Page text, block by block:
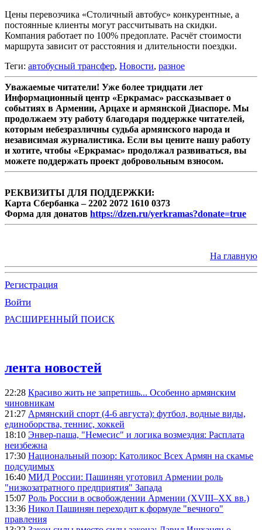
Цены перевозчика «Столичный автобус» конкурентные, а
постоянные клиенты могут рассчитывать на скидки.
Компания работает по 100% предоплате. Расчёт стоимости
маршрута зависит от расстояния и длительности поездки.
Теги: автобусный трансфер, Новости, разное
Уважаемые читатели! Уже более тридцати лет
Информационный центр «Еркрамас» рассказывает о
событиях в Армении, Арцахе и армянской Диаспоре. Мы
продолжаем эту работу благодаря поддержке читателей,
которым небезразличны судьба армянского народа и
независимая журналистика. Если вы цените нашу работу
и хотите, чтобы «Еркрамас» продолжал развиваться, вы
можете поддержать проект добровольным взносом.
РЕКВИЗИТЫ ДЛЯ ПОДДЕРЖКИ:
Карта Сбербанка – 2202 2072 1610 0373
Форма для донатов https://dzen.ru/yerkramas?donate=true
На главную
Регистрация
Войти
РАСШИРЕННЫЙ ПОИСК
лента новостей
22:28 Красиво жить не запретишь... Особенно армянским
чиновникам
21:27 Армянский спорт (4-6 августа): футбол, водные виды,
единоборства, теннис, хоккей
18:10 Энвер-паша, "Немесис" и логика возмездия: Расплата
неизбежна
17:30 Национальный позор: Католикос Всех Армян на скамье
подсудимых
16:40 МИД России: Пашинян уготовил Армении роль
"низкозатратного предприятия" Запада
15:07 Роль России в освобождении Армении (XVIII–XX вв.)
13:36 Никол Пашинян переходит к формуле "вечного"
правления